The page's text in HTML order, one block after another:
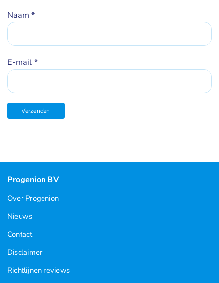
Naam*
E-mail *
Progenion BV
Over Progenion
Nieuws
Contact
Disclaimer
Richtlijnen reviews